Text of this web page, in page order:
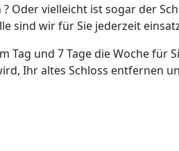
Oder vielleicht ist sogar der
sind wir für Sie jederzeit
Tag und 7 Tage die Woche
Ihr altes Schloss entfernen